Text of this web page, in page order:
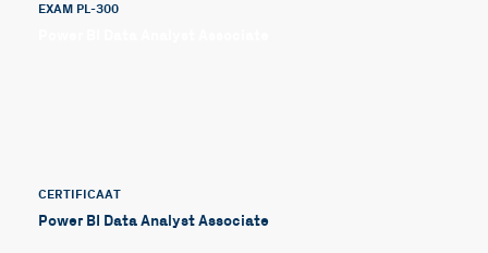
EXAM PL-300
CERTIFICAAT
Power BI Data Analyst Associate